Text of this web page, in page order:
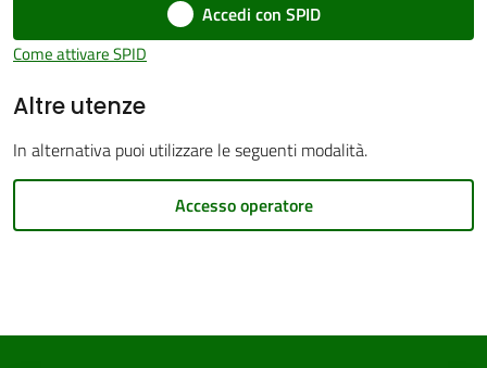
on-
line
gli
Accedi con SPID
Come attivare SPID
Altre utenze
In alternativa puoi utilizzare le seguenti modalità.
Accesso operatore